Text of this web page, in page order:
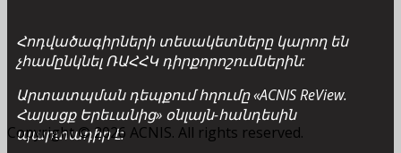
Հոդվածագիրների տեսակետները կարող են
չհամընկնել ՌԱՀՀԿ դիրքորոշումներին:
Արտատպման դեպքում հղումը «ACNIS ReView.
Հայացք Երեւանից» օնլայն-հանդեսին
պարտադիր է:
Copyright © 2026 ACNIS. All rights reserved.